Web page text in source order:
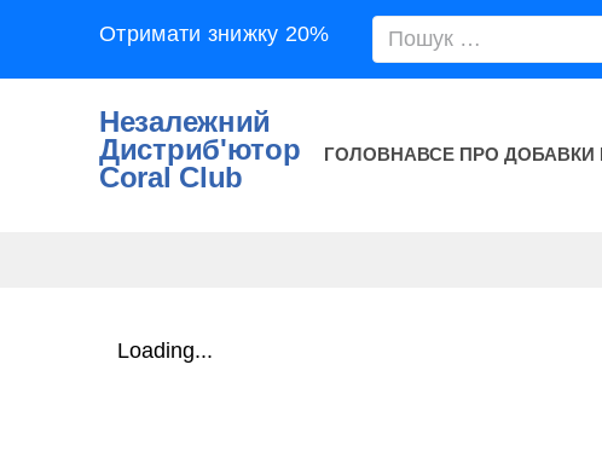
Отримати знижку 20%
Незалежний
Дистриб'ютор
Coral Club
ГОЛОВНАВСЕ ПРО ДОБАВКИ
Loading...